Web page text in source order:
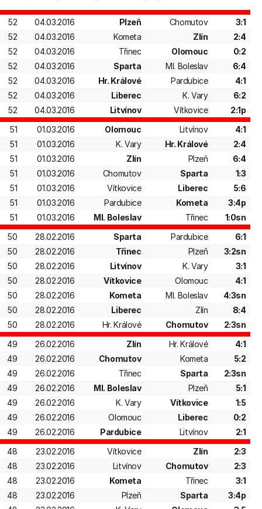
52 04.03.2016 Plzeň Chomutov
3:1
52
04.03.2016 Kometa Zlín
2:4
52
04.03.2016 Třinec Olomouc
0:2
52
04.03.2016 Sparta Ml. Boleslav
6:4
52
04.03.2016 Hr. Králové Pardubice
4:1
52
04.03.2016 Liberec K. Vary
6:2
52
04.03.2016 Litvínov Vítkovice
2:1p
51
01.03.2016 Olomouc Litvínov
4:1
51
01.03.2016 K. Vary Hr. Králové
2:4
51
01.03.2016 Zlín Plzeň
6:4
51
01.03.2016 Chomutov Sparta
1:3
51
01.03.2016 Vítkovice Liberec
5:6
51
01.03.2016 Pardubice Kometa
3:4p
51
01.03.2016 Ml. Boleslav Třinec
1:0sn
50
28.02.2016 Sparta Pardubice
6:1
50
28.02.2016 Třinec Plzeň
3:2sn
50
28.02.2016 Litvínov K. Vary
3:1
50
28.02.2016 Vítkovice Olomouc
4:1
50
28.02.2016 Kometa Ml. Boleslav
4:3sn
50
28.02.2016 Liberec Zlín
8:4
50
28.02.2016 Hr. Králové Chomutov
2:3sn
49
26.02.2016 Zlín Hr. Králové
4:1
49
26.02.2016 Chomutov Kometa
5:2
49
26.02.2016 Třinec Sparta
2:3sn
49
26.02.2016 Ml. Boleslav Plzeň
5:1
49
26.02.2016 K. Vary Vítkovice
1:5
49
26.02.2016 Olomouc Liberec
0:2
49
26.02.2016 Pardubice Litvínov
2:1
48
23.02.2016 Vítkovice Zlín
2:3
48
23.02.2016 Litvínov Chomutov
2:3
48
23.02.2016 Kometa Třinec
3:1
48
23.02.2016 Plzeň Sparta
3:4p